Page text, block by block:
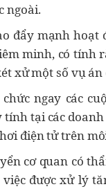
ngoài.
đẩy mạnh
minh, có tính
xử một số vụ án
ngay các
tại các
điện tử trên
cơ quan có
được xử lý